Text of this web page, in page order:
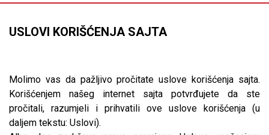
USLOVI KORIŠĆENJA SAJTA
Molimo vas da pažljivo pročitate uslove korišćenja sajta.
Korišćenjem našeg internet sajta potvrđujete da ste
pročitali, razumjeli i prihvatili ove uslove korišćenja (u
daljem tekstu: Uslovi).